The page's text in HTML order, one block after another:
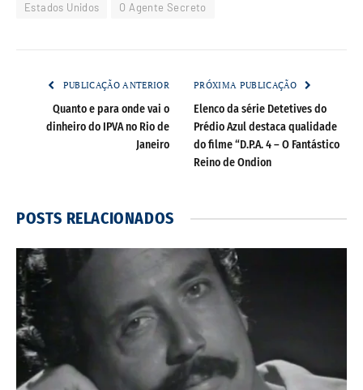
Estados Unidos O Agente Secreto
PUBLICAÇÃO ANTERIOR
Quanto e para onde vai o
dinheiro do IPVA no Rio de
Janeiro
PRÓXIMA PUBLICAÇÃO
Elenco da série Detetives do
Prédio Azul destaca qualidade
do filme “D.P.A. 4 – O Fantástico
Reino de Ondion
POSTS RELACIONADOS